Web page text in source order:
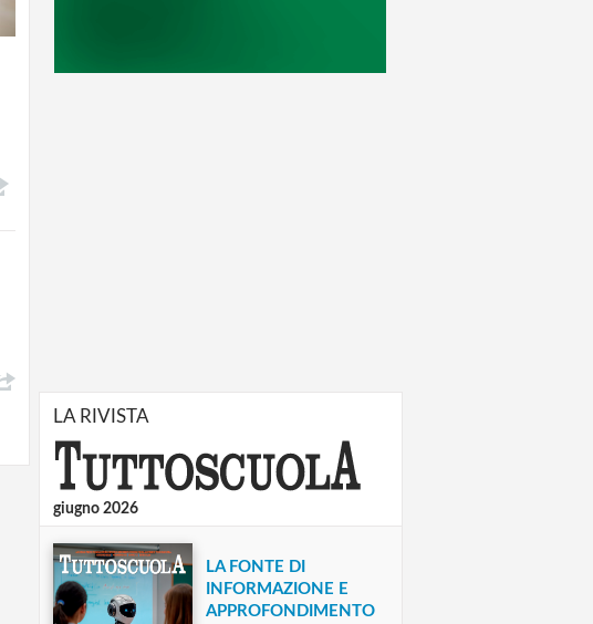
LA RIVISTA
giugno 2026
LA FONTE DI
INFORMAZIONE E
APPROFONDIMENTO